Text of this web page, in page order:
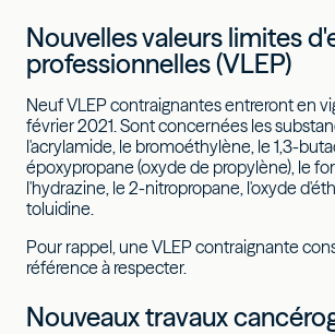
Nouvelles valeurs limites
professionnelles (VLEP)
Neuf VLEP contraignantes entreront en
février 2021. Sont concernées les
l'acrylamide, le bromoéthylène, le 1,3-
époxypropane (oxyde de propylène), le
l'hydrazine, le 2-nitropropane, l'oxyde
toluidine.
Pour rappel, une VLEP contraignante
référence à respecter.
Nouveaux travaux